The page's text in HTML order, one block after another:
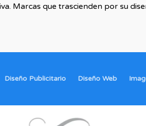
Marcas que trascienden por su
Diseño Publicitario Diseño Web